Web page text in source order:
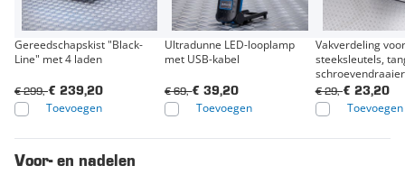
Gereedschapskist "Black-
Line" met 4 laden
€ 239,20
€ 299,-
Toevoegen
Ultradunne LED-looplamp
met USB-kabel
€ 39,20
€ 69,-
Toevoegen
Vakverdeling
steeksleutels,
€ 23,20
€ 29,-
Toevoegen
Voor- en nadelen